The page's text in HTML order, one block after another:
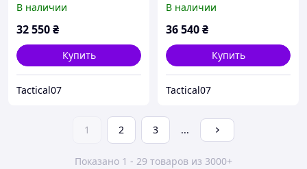
В наличии
32 550₴
Купить
Tactical07
(MDM28JNC9VA2AN)
В наличии
36 540₴
Купить
Tactical07
1 2 3 ...
Показано 1 - 29 товаров из 3000+